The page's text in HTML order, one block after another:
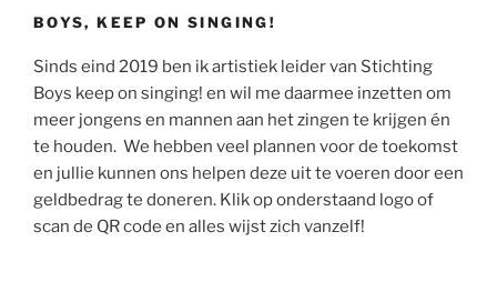
BOYS, KEEP ON SINGING!
Sinds eind 2019 ben ik artistiek leider van Stichting
Boys keep on singing! en wil me daarmee inzetten om
meer jongens en mannen aan het zingen te krijgen én
te houden. We hebben veel plannen voor de toekomst
en jullie kunnen ons helpen deze uit te voeren door een
geldbedrag te doneren. Klik op onderstaand logo of
scan de QR code en alles wijst zich vanzelf!